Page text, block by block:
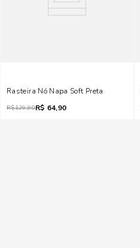
Rasteira Nó Napa Soft Preta
R$129,90R$ 64,90